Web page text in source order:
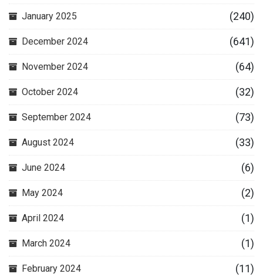
January 2025 (240)
December 2024 (641)
November 2024 (64)
October 2024 (32)
September 2024 (73)
August 2024 (33)
June 2024 (6)
May 2024 (2)
April 2024 (1)
March 2024 (1)
February 2024 (11)